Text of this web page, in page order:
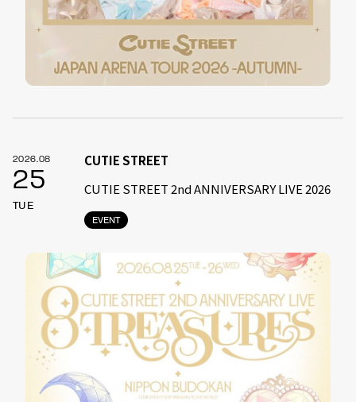
2026.08
25
TUE
EVENT
CUTIE STREET
CUTIE STREET 2nd ANNIVERSARY LIVE 2026